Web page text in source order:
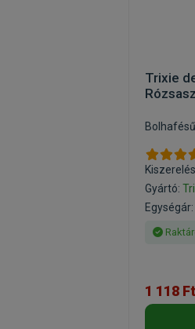
Trixie
Bolhafésű
Gyártó:
1 118 Ft